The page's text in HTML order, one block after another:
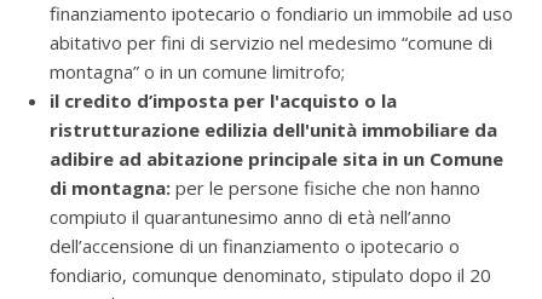
finanziamento ipotecario o fondiario un immobile ad uso
abitativo per fini di servizio nel medesimo “comune di
montagna” o in un comune limitrofo;
il credito d’imposta per l'acquisto o la
ristrutturazione edilizia dell'unità immobiliare da
adibire ad abitazione principale sita in un Comune
di montagna: per le persone fisiche che non hanno
compiuto il quarantunesimo anno di età nell’anno
dell’accensione di un finanziamento o ipotecario o
fondiario, comunque denominato, stipulato dopo il 20